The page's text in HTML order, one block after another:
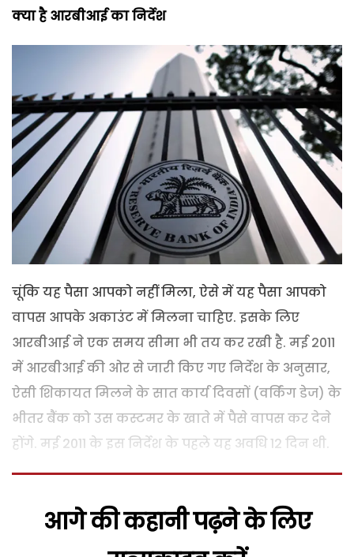
क्या है आरबीआई का निर्देश
चूंकि यह पैसा आपको नहीं मिला, ऐसे में यह पैसा आपको
वापस आपके अकाउंट में मिलना चाहिए. इसके लिए
आरबीआई ने एक समय सीमा भी तय कर रखी है. मई 2011
में आरबीआई की ओर से जारी किए गए निर्देश के अनुसार,
ऐसी शिकायत मिलने के सात कार्य दिवसों (वर्किंग डेज) के
भीतर बैंक को उस कस्टमर के खाते में पैसे वापस कर देने
होंगे. मई 2011 के इस निर्देश के पहले यह अवधि 12 दिन थी.
आगे की कहानी पढ़ने के लिए